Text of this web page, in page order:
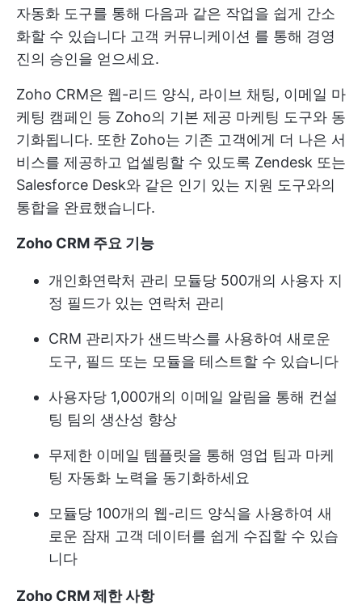
자동화 도구를 통해 다음과 같은 작업을 쉽게 간소
화할 수 있습니다 고객 커뮤니케이션 를 통해 경영
진의 승인을 얻으세요.
Zoho CRM은 웹-리드 양식, 라이브 채팅, 이메일 마
케팅 캠페인 등 Zoho의 기본 제공 마케팅 도구와 동
기화됩니다. 또한 Zoho는 기존 고객에게 더 나은 서
비스를 제공하고 업셀링할 수 있도록 Zendesk 또는
Salesforce Desk와 같은 인기 있는 지원 도구와의
통합을 완료했습니다.
Zoho CRM 주요 기능
개인화연락처 관리 모듈당 500개의 사용자 지
정 필드가 있는 연락처 관리
CRM 관리자가 샌드박스를 사용하여 새로운
도구, 필드 또는 모듈을 테스트할 수 있습니다
사용자당 1,000개의 이메일 알림을 통해 컨설
팅 팀의 생산성 향상
무제한 이메일 템플릿을 통해 영업 팀과 마케
팅 자동화 노력을 동기화하세요
모듈당 100개의 웹-리드 양식을 사용하여 새
로운 잠재 고객 데이터를 쉽게 수집할 수 있습
니다
Zoho CRM 제한 사항